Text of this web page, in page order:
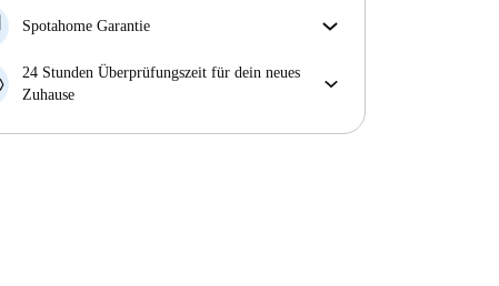
Spotahome Garantie
Falls der Vermieter deine Buchung kurzfristig
storniert, werden wir dir entweder A) ein Hotel
finden oder B) den gezahlten Betrag vollständig
24 Stunden Überprüfungszeit für dein neues
Zuhause